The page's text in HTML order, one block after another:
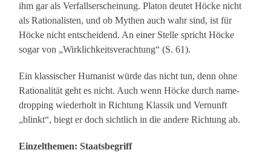
ihm gar als Verfallserscheinung. Platon deutet Höcke nicht
als Rationalisten, und ob Mythen auch wahr sind, ist für
Höcke nicht entscheidend. An einer Stelle spricht Höcke
sogar von „Wirklichkeitsverachtung“ (S. 61).
Ein klassischer Humanist würde das nicht tun, denn ohne
Rationalität geht es nicht. Auch wenn Höcke durch name-
dropping wiederholt in Richtung Klassik und Vernunft
„blinkt“, biegt er doch sichtlich in die andere Richtung ab.
Einzelthemen: Staatsbegriff